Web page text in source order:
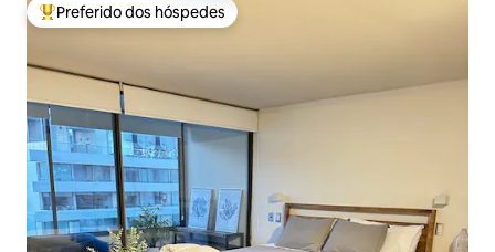
Entre os melhores preferidos dos hóspedes
Preferido dos hóspedes